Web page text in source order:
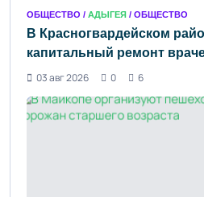
ОБЩЕСТВО / АДЫГЕЯ / ОБЩЕСТВО
В Красногвардейском
капитальный ремонт
03 авг 2026
0 6